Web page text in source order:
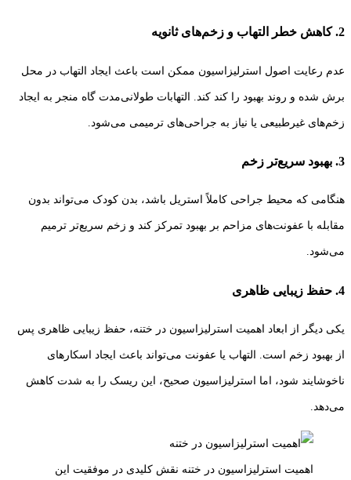
2. کاهش خطر التهاب و زخم‌های ثانویه
عدم رعایت اصول استرلیزاسیون ممکن است باعث ایجاد التهاب در محل
برش شده و روند بهبود را کند کند. التهابات طولانی‌مدت گاه منجر به ایجاد
زخم‌های غیرطبیعی یا نیاز به جراحی‌های ترمیمی می‌شود.
3. بهبود سریع‌تر زخم
هنگامی که محیط جراحی کاملاً استریل باشد، بدن کودک می‌تواند بدون
مقابله با عفونت‌های مزاحم بر بهبود تمرکز کند و زخم سریع‌تر ترمیم
می‌شود.
4. حفظ زیبایی ظاهری
یکی دیگر از ابعاد اهمیت استرلیزاسیون در ختنه، حفظ زیبایی ظاهری پس
از بهبود زخم است. التهاب یا عفونت می‌تواند باعث ایجاد اسکارهای
ناخوشایند شود، اما استرلیزاسیون صحیح، این ریسک را به شدت کاهش
می‌دهد.
اهمیت استرلیزاسیون در ختنه نقش کلیدی در موفقیت این